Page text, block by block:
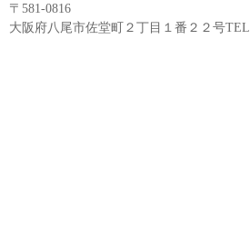
〒581-0816
大阪府八尾市佐堂町２丁目１番２２号TEL